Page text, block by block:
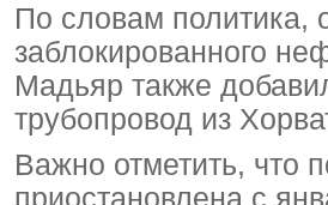
По словам политика,
заблокированного
Мадьяр также
трубопровод из
Важно отметить, что
приостановлена с